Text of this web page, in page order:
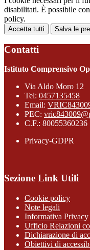
disabilitati. È possibile
policy.
Accetta tutti Salva le
Contatti
Istituto Comprensivo
Via Aldo Moro 12
Tel: 0457135458
Email:
PEC:
C.F.: 80055360236
Privacy-GDPR
Sezione Link Utili
Cookie policy
Note legali
Informativa Privacy
Ufficio Relazioni
Dichiarazione di
Obiettivi di